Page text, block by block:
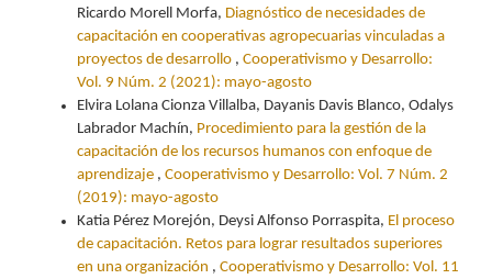
Ricardo Morell Morfa, Diagnóstico de necesidades de
capacitación en cooperativas agropecuarias vinculadas a
proyectos de desarrollo , Cooperativismo y Desarrollo:
Vol. 9 Núm. 2 (2021): mayo-agosto
Elvira Lolana Cionza Villalba, Dayanis Davis Blanco, Odalys
Labrador Machín, Procedimiento para la gestión de la
capacitación de los recursos humanos con enfoque de
aprendizaje , Cooperativismo y Desarrollo: Vol. 7 Núm. 2
(2019): mayo-agosto
Katia Pérez Morejón, Deysi Alfonso Porraspita, El proceso
de capacitación. Retos para lograr resultados superiores
en una organización , Cooperativismo y Desarrollo: Vol. 11